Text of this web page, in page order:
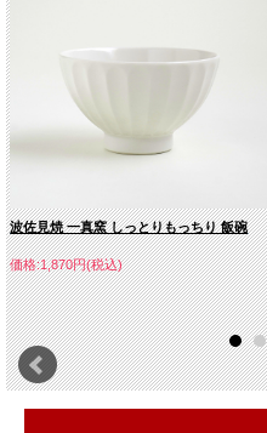
波佐見焼 一真窯 しっとりもっちり 飯碗
価格:1,870円(税込)